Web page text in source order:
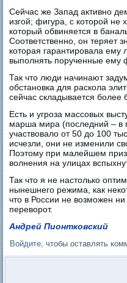
Сейчас же Запад активно
изгой; фигура, с которой не
который обвиняется в
Соответственно, он теряет
которая гарантировала ему
выполнять порученные ему
Так что люди начинают
обстановка для раскола
сейчас складывается более
Есть и угроза массовых
марша мира (последний – в
участвовало от 50 до 100
исчезли, они не изменили
Поэтому при малейшем
волнения на улицах
Так что я не настолько
нынешнего режима, как
что в России не возможен
переворот.
Андрей Пионтковский
Войдите , чтобы оставлять